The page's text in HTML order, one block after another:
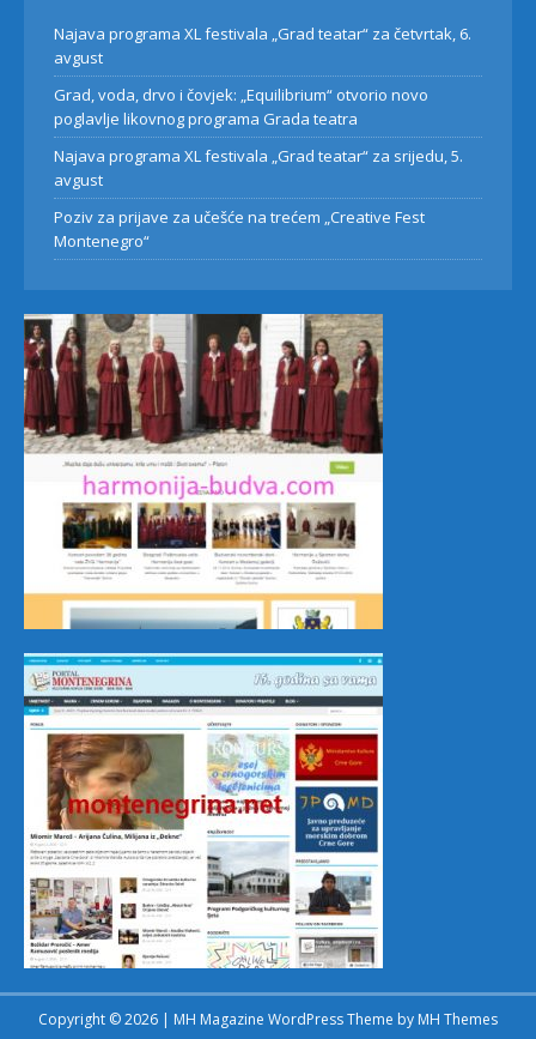
Najava programa XL festivala „Grad teatar“ za četvrtak, 6.
avgust
Grad, voda, drvo i čovjek: „Equilibrium“ otvorio novo
poglavlje likovnog programa Grada teatra
Najava programa XL festivala „Grad teatar“ za srijedu, 5.
avgust
Poziv za prijave za učešće na trećem „Creative Fest
Montenegro“
Copyright © 2026 | MH Magazine WordPress Theme by MH Themes